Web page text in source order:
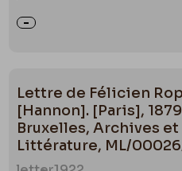
Lettre de Félicien
[Hannon]. [Paris],
Bruxelles, Archives et
Littérature, ML/